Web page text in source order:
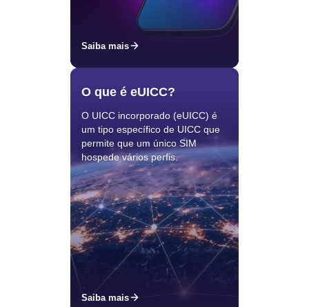
Saiba mais
O que é eUICC?
O UICC incorporado (eUICC) é
um tipo específico de UICC que
permite que um único SIM
hospede vários perfis.
Saiba mais